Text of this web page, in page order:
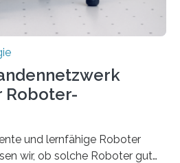
Roboter-
und lernfähige Roboter
wir, ob solche Roboter gut